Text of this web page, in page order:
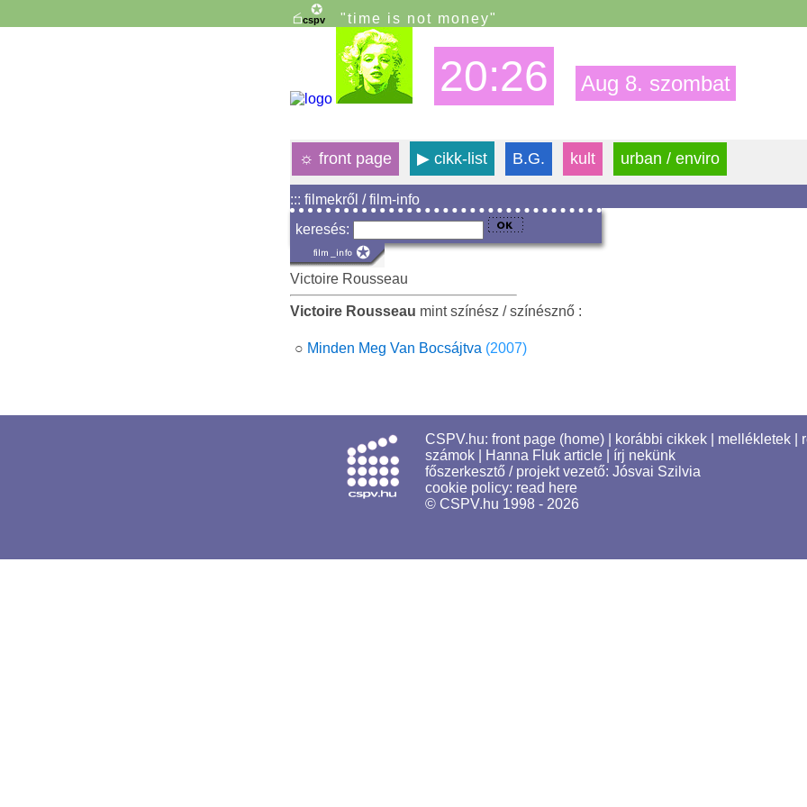
"time is not money"
20:26 Aug 8. szombat
☼ front page ▶ cikk-list B.G. kult urban / enviro
::: filmekről / film-info
keresés:
Victoire Rousseau
Victoire Rousseau mint színész / színésznő :
○ Minden Meg Van Bocsájtva (2007)
CSPV.hu: front page (home) korábbi cikkek mellékletek
számok
Hanna Fluk article
írj nekünk
főszerkesztő / projekt vezető: Jósvai Szilvia
cookie policy: read here
© CSPV.hu 1998 - 2026